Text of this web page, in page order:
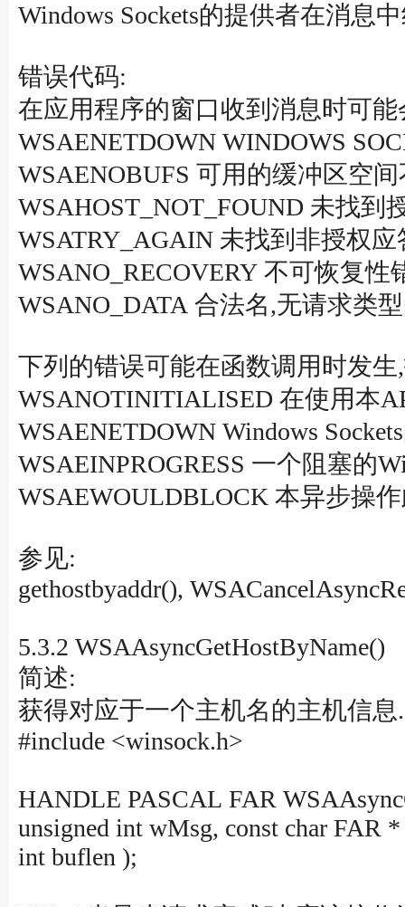
Windows Sockets的提供者在消息
错误代码:
在应用程序的窗口收到消息时可
WSAENETDOWN WINDOWS
WSAENOBUFS 可用的缓冲区空
WSAHOST_NOT_FOUND 未找到
WSATRY_AGAIN 未找到非授权
WSANO_RECOVERY 不可恢复性
WSANO_DATA 合法名,无请求类
下列的错误可能在函数调用时发
WSANOTINITIALISED 在使用本
WSAENETDOWN Windows
WSAEINPROGRESS 一个阻塞的
WSAEWOULDBLOCK 本异步操
参见:
gethostbyaddr(),
5.3.2 WSAAsyncGetHostByName()
简述:
获得对应于一个主机名的主机信息
#include <winsock.h>
HANDLE PASCAL FAR
unsigned int wMsg, const char FAR
int buflen );